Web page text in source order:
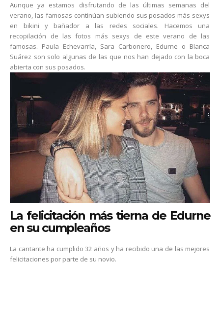
Aunque ya estamos disfrutando de las últimas semanas del
verano, las famosas continúan subiendo sus posados más sexys
en bikini y bañador a las redes sociales. Hacemos una
recopilación de las fotos más sexys de este verano de las
famosas. Paula Echevarría, Sara Carbonero, Edurne o Blanca
Suárez son solo algunas de las que nos han dejado con la boca
abierta con sus posados.
La felicitación más tierna de Edurne
en su cumpleaños
La cantante ha cumplido 32 años y ha recibido una de las mejores
felicitaciones por parte de su novio.